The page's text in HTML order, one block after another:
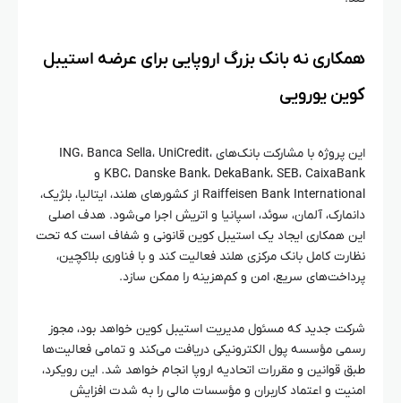
همکاری نه بانک بزرگ اروپایی برای عرضه استیبل
کوین یورویی
این پروژه با مشارکت بانک‌های ING، Banca Sella، UniCredit،
KBC، Danske Bank، DekaBank، SEB، CaixaBank و
Raiffeisen Bank International از کشورهای هلند، ایتالیا، بلژیک،
دانمارک، آلمان، سوئد، اسپانیا و اتریش اجرا می‌شود. هدف اصلی
این همکاری ایجاد یک استیبل کوین قانونی و شفاف است که تحت
نظارت کامل بانک مرکزی هلند فعالیت کند و با فناوری بلاکچین،
پرداخت‌های سریع، امن و کم‌هزینه را ممکن سازد.
شرکت جدید که مسئول مدیریت استیبل کوین خواهد بود، مجوز
رسمی مؤسسه پول الکترونیکی دریافت می‌کند و تمامی فعالیت‌ها
طبق قوانین و مقررات اتحادیه اروپا انجام خواهد شد. این رویکرد،
امنیت و اعتماد کاربران و مؤسسات مالی را به شدت افزایش